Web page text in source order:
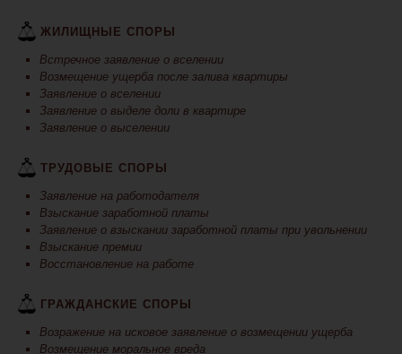
ЖИЛИЩНЫЕ СПОРЫ
Встречное заявление о вселении
Возмещение ущерба после залива квартиры
Заявление о вселении
Заявление о выделе доли в квартире
Заявление о выселении
ТРУДОВЫЕ СПОРЫ
Заявление на работодателя
Взыскание заработной платы
Заявление о взыскании заработной платы при увольнении
Взыскание премии
Восстановление на работе
ГРАЖДАНСКИЕ СПОРЫ
Возражение на исковое заявление о возмещении ущерба
Возмещение моральное вреда